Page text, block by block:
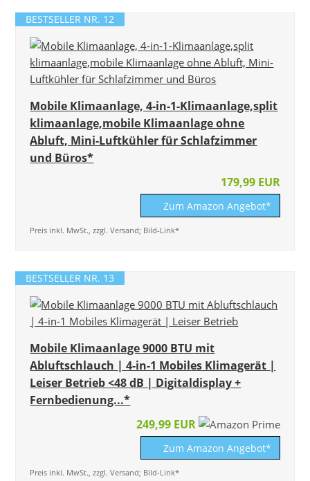
BESTSELLER NR. 12
Mobile Klimaanlage, 4-in-1-Klimaanlage,split
klimaanlage,mobile Klimaanlage ohne
Abluft, Mini-Luftkühler für Schlafzimmer
und Büros*
179,99 EUR
Zum Amazon Angebot*
Preis inkl. MwSt., zzgl. Versand; Bild-Link*
BESTSELLER NR. 13
Mobile Klimaanlage 9000 BTU mit
Abluftschlauch | 4-in-1 Mobiles Klimagerät |
Leiser Betrieb <48 dB | Digitaldisplay +
Fernbedienung...*
249,99 EUR
Zum Amazon Angebot*
Preis inkl. MwSt., zzgl. Versand; Bild-Link*